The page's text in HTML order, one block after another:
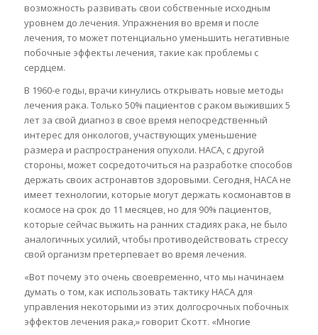
возможность развивать свои собственные исходным
уровнем до лечения. Упражнения во время и после
лечения, то может потенциально уменьшить негативные
побочные эффекты лечения, такие как проблемы с
сердцем.
В 1960-е годы, врачи кинулись открывать новые методы
лечения рака. Только 50% пациентов с раком выживших 5
лет за свой диагноз в свое время непосредственный
интерес для онкологов, участвующих уменьшение
размера и распространения опухоли. НАСА, с другой
стороны, может сосредоточиться на разработке способов
держать своих астронавтов здоровыми. Сегодня, НАСА не
имеет технологии, которые могут держать космонавтов в
космосе на срок до 11 месяцев, но для 90% пациентов,
которые сейчас выжить на ранних стадиях рака, не было
аналогичных усилий, чтобы противодействовать стрессу
свой организм претерпевает во время лечения.
«Вот почему это очень своевременно, что мы начинаем
думать о том, как использовать тактику НАСА для
управления некоторыми из этих долгосрочных побочных
эффектов лечения рака,» говорит Скотт. «Многие